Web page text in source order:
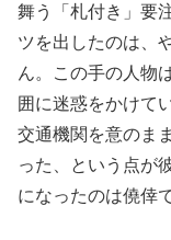
舞う「札付き」要
ツを出したのは、
ん。この手の人物
囲に迷惑をかけて
交通機関を意のま
った、という点が
になったのは僥倖